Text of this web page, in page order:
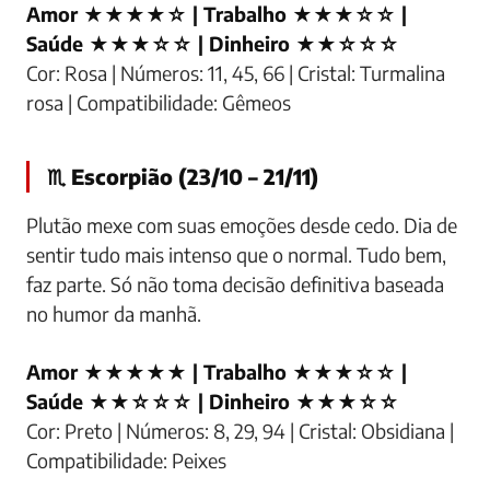
Amor ★★★★☆ | Trabalho ★★★☆☆ |
Saúde ★★★☆☆ | Dinheiro ★★☆☆☆
Cor: Rosa | Números: 11, 45, 66 | Cristal: Turmalina
rosa | Compatibilidade: Gêmeos
♏ Escorpião (23/10 – 21/11)
Plutão mexe com suas emoções desde cedo. Dia de
sentir tudo mais intenso que o normal. Tudo bem,
faz parte. Só não toma decisão definitiva baseada
no humor da manhã.
Amor ★★★★★ | Trabalho ★★★☆☆ |
Saúde ★★☆☆☆ | Dinheiro ★★★☆☆
Cor: Preto | Números: 8, 29, 94 | Cristal: Obsidiana |
Compatibilidade: Peixes